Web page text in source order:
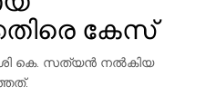
മുരാരി ബാബു, മുൻ
ഡി. സുധീഷ്‌കുമാർ, മുൻ
എൻ.
സ്വർണക്കൊള്ള
കേസ്
കെ. സത്യന്‍ നല്‍കിയ